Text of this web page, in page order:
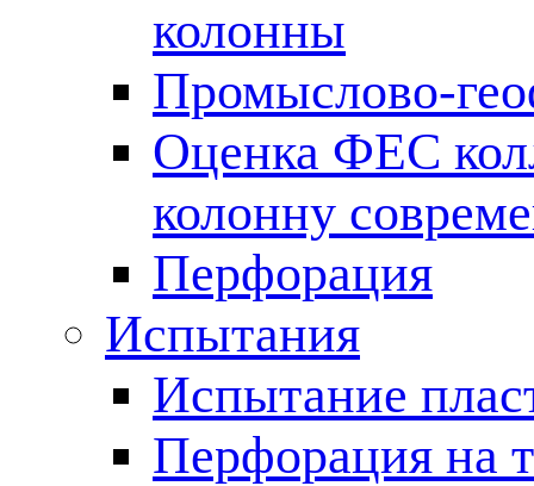
колонны
Промыслово-
Оценка ФЕС
колонну
Перфорация
Испытания
Испытание
Перфорация на